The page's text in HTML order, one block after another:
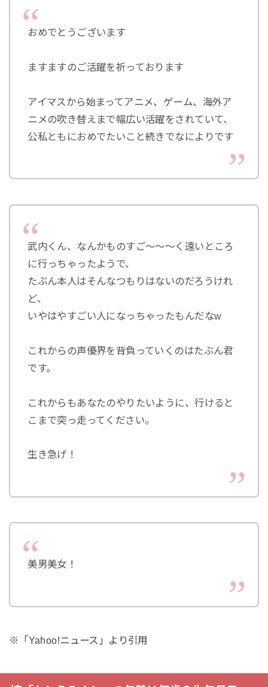
おめでとうございます
ますますのご活躍を祈っております
アイマスから始まってアニメ、ゲーム、海外ア
ニメの吹き替えまで幅広い活躍をされていて、
公私ともにおめでたいこと続きでなによりです
武内くん、なんかものすご〜〜〜く遠いところ
に行っちゃったようで、
たぶん本人はそんなつもりはないのだろうけれ
ど、
いやはやすごい人になっちゃったもんだなw
これからの声優界を背負っていくのはたぶん君
です。
これからもあなたのやりたいように、行けると
こまで突っ走ってください。
生き急げ！
美男美女！
※「Yahoo!ニュース」より引用